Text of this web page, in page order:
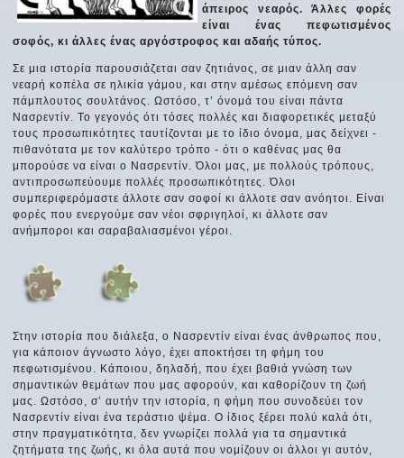
άπειρος νεαρός. Άλλες φορές
είναι ένας πεφωτισμένος
σοφός, κι άλλες ένας αργόστροφος και αδαής τύπος.
Σε μια ιστορία παρουσιάζεται σαν ζητιάνος, σε μιαν άλλη σαν
νεαρή κοπέλα σε ηλικία γάμου, και στην αμέσως επόμενη σαν
πάμπλουτος σουλτάνος. Ωστόσο, τ’ όνομά του είναι πάντα
Νασρεντίν. Το γεγονός ότι τόσες πολλές και διαφορετικές μεταξύ
τους προσωπικότητες ταυτίζονται με το ίδιο όνομα, μας δείχνει -
πιθανότατα με τον καλύτερο τρόπο - ότι ο καθένας μας θα
μπορούσε να είναι ο Νασρεντίν. Όλοι μας, με πολλούς τρόπους,
αντιπροσωπεύουμε πολλές προσωπικότητες. Όλοι
συμπεριφερόμαστε άλλοτε σαν σοφοί κι άλλοτε σαν ανόητοι. Είναι
φορές που ενεργούμε σαν νέοι σφριγηλοί, κι άλλοτε σαν
ανήμποροι και σαραβαλιασμένοι γέροι.
Στην ιστορία που διάλεξα, ο Νασρεντίν είναι ένας άνθρωπος που,
για κάποιον άγνωστο λόγο, έχει αποκτήσει τη φήμη του
πεφωτισμένου. Κάποιου, δηλαδή, που έχει βαθιά γνώση των
σημαντικών θεμάτων που μας αφορούν, και καθορίζουν τη ζωή
μας. Ωστόσο, σ’ αυτήν την ιστορία, η φήμη που συνοδεύει τον
Νασρεντίν είναι ένα τεράστιο ψέμα. Ο ίδιος ξέρει πολύ καλά ότι,
στην πραγματικότητα, δεν γνωρίζει πολλά για τα σημαντικά
ζητήματα της ζωής, κι όλα αυτά που νομίζουν οι άλλοι γι αυτόν,